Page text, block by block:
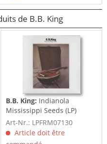
de B.B. King
B.B. King: Indianola
Mississippi Seeds (LP)
Art-Nr.: LPFRM07130
Article doit être